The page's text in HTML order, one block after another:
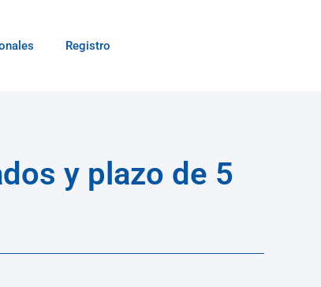
Registro
y plazo de 5